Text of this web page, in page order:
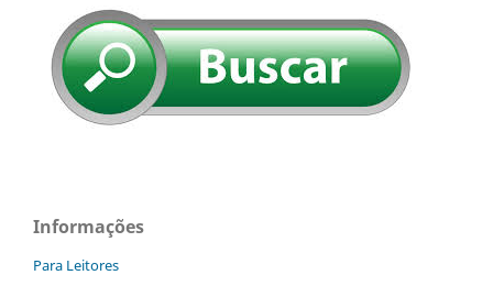
Informações
Para Leitores